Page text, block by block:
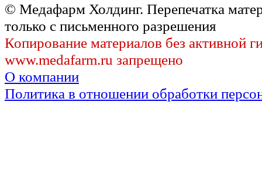
© Медафарм Холдинг. Перепечатка
только с письменного разрешения
Копирование материалов без активной
www.medafarm.ru запрещено
О компании
Политика в отношении обработки